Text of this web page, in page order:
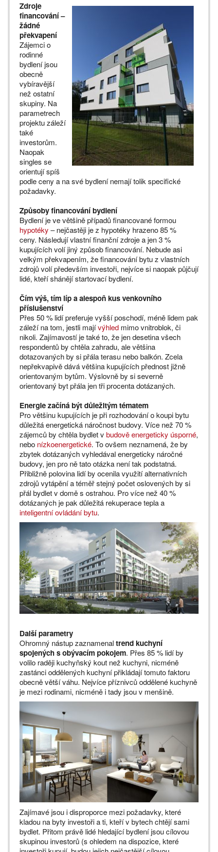
Zdroje
financování –
žádné
překvapení
Zájemci o
rodinné
bydlení jsou
obecně
vybíravější
než ostatní
skupiny. Na
parametrech
projektu záleží
také
investorům.
Naopak
singles se
orientují spíš
podle ceny a na své bydlení nemají tolik specifické
požadavky.
Způsoby financování bydlení
Bydlení je ve většině případů financované formou
hypotéky – nejčastěji je z hypotéky hrazeno 85 %
ceny. Následují vlastní finanční zdroje a jen 3 %
kupujících volí jiný způsob financování. Nebude asi
velkým překvapením, že financování bytu z vlastních
zdrojů volí především investoři, nejvíce si naopak půjčují
lidé, kteří shánějí startovací bydlení.
Čím výš, tím líp a alespoň kus venkovního
příslušenství
Přes 50 % lidí preferuje vyšší poschodí, méně lidem pak
záleží na tom, jestli majívýhled mimo vnitroblok, či
nikoli. Zajímavostí je také to, že jen desetina všech
respondentů by chtěla zahradu, ale většina
dotazovaných by si přála terasu nebo balkón. Zcela
nepřekvapivě dává většina kupujících přednost jižně
orientovaným bytům. Výslovně by si severně
orientovaný byt přála jen tři procenta dotázaných.
Energie začíná být důležitým tématem
Pro většinu kupujících je při rozhodování o koupi bytu
důležitá energetická náročnost budovy. Více než 70 %
zájemců by chtěla bydlet vbudově energeticky úsporné,
nebo nízkoenergetické. To ovšem neznamená, že by
zbytek dotázaných vyhledával energeticky náročné
budovy, jen pro ně tato otázka není tak podstatná.
Přibližně polovina lidí by ocenila využití alternativních
zdrojů vytápění a téměř stejný počet oslovených by si
přál bydlet v domě s ostrahou. Pro více než 40 %
dotázaných je pak důležitá rekuperace tepla a
inteligentní ovládání bytu.
Další parametry
Ohromný nástup zaznamenaltrend kuchyní
spojených s obývacím pokojem. Přes 85 % lidí by
volilo raději kuchyňský kout než kuchyni, nicméně
zastánci oddělených kuchyní přikládají tomuto faktoru
obecně větší váhu. Nejvíce příznivců oddělené kuchyně
je mezi rodinami, nicméně i tady jsou v menšině.
Zajímavé jsou i disproporce mezi požadavky, které
kladou na byty investoři a ti, kteří v bytech chtějí sami
bydlet. Přitom právě lidé hledající bydlení jsou cílovou
skupinou investorů (s ohledem na dispozice, které